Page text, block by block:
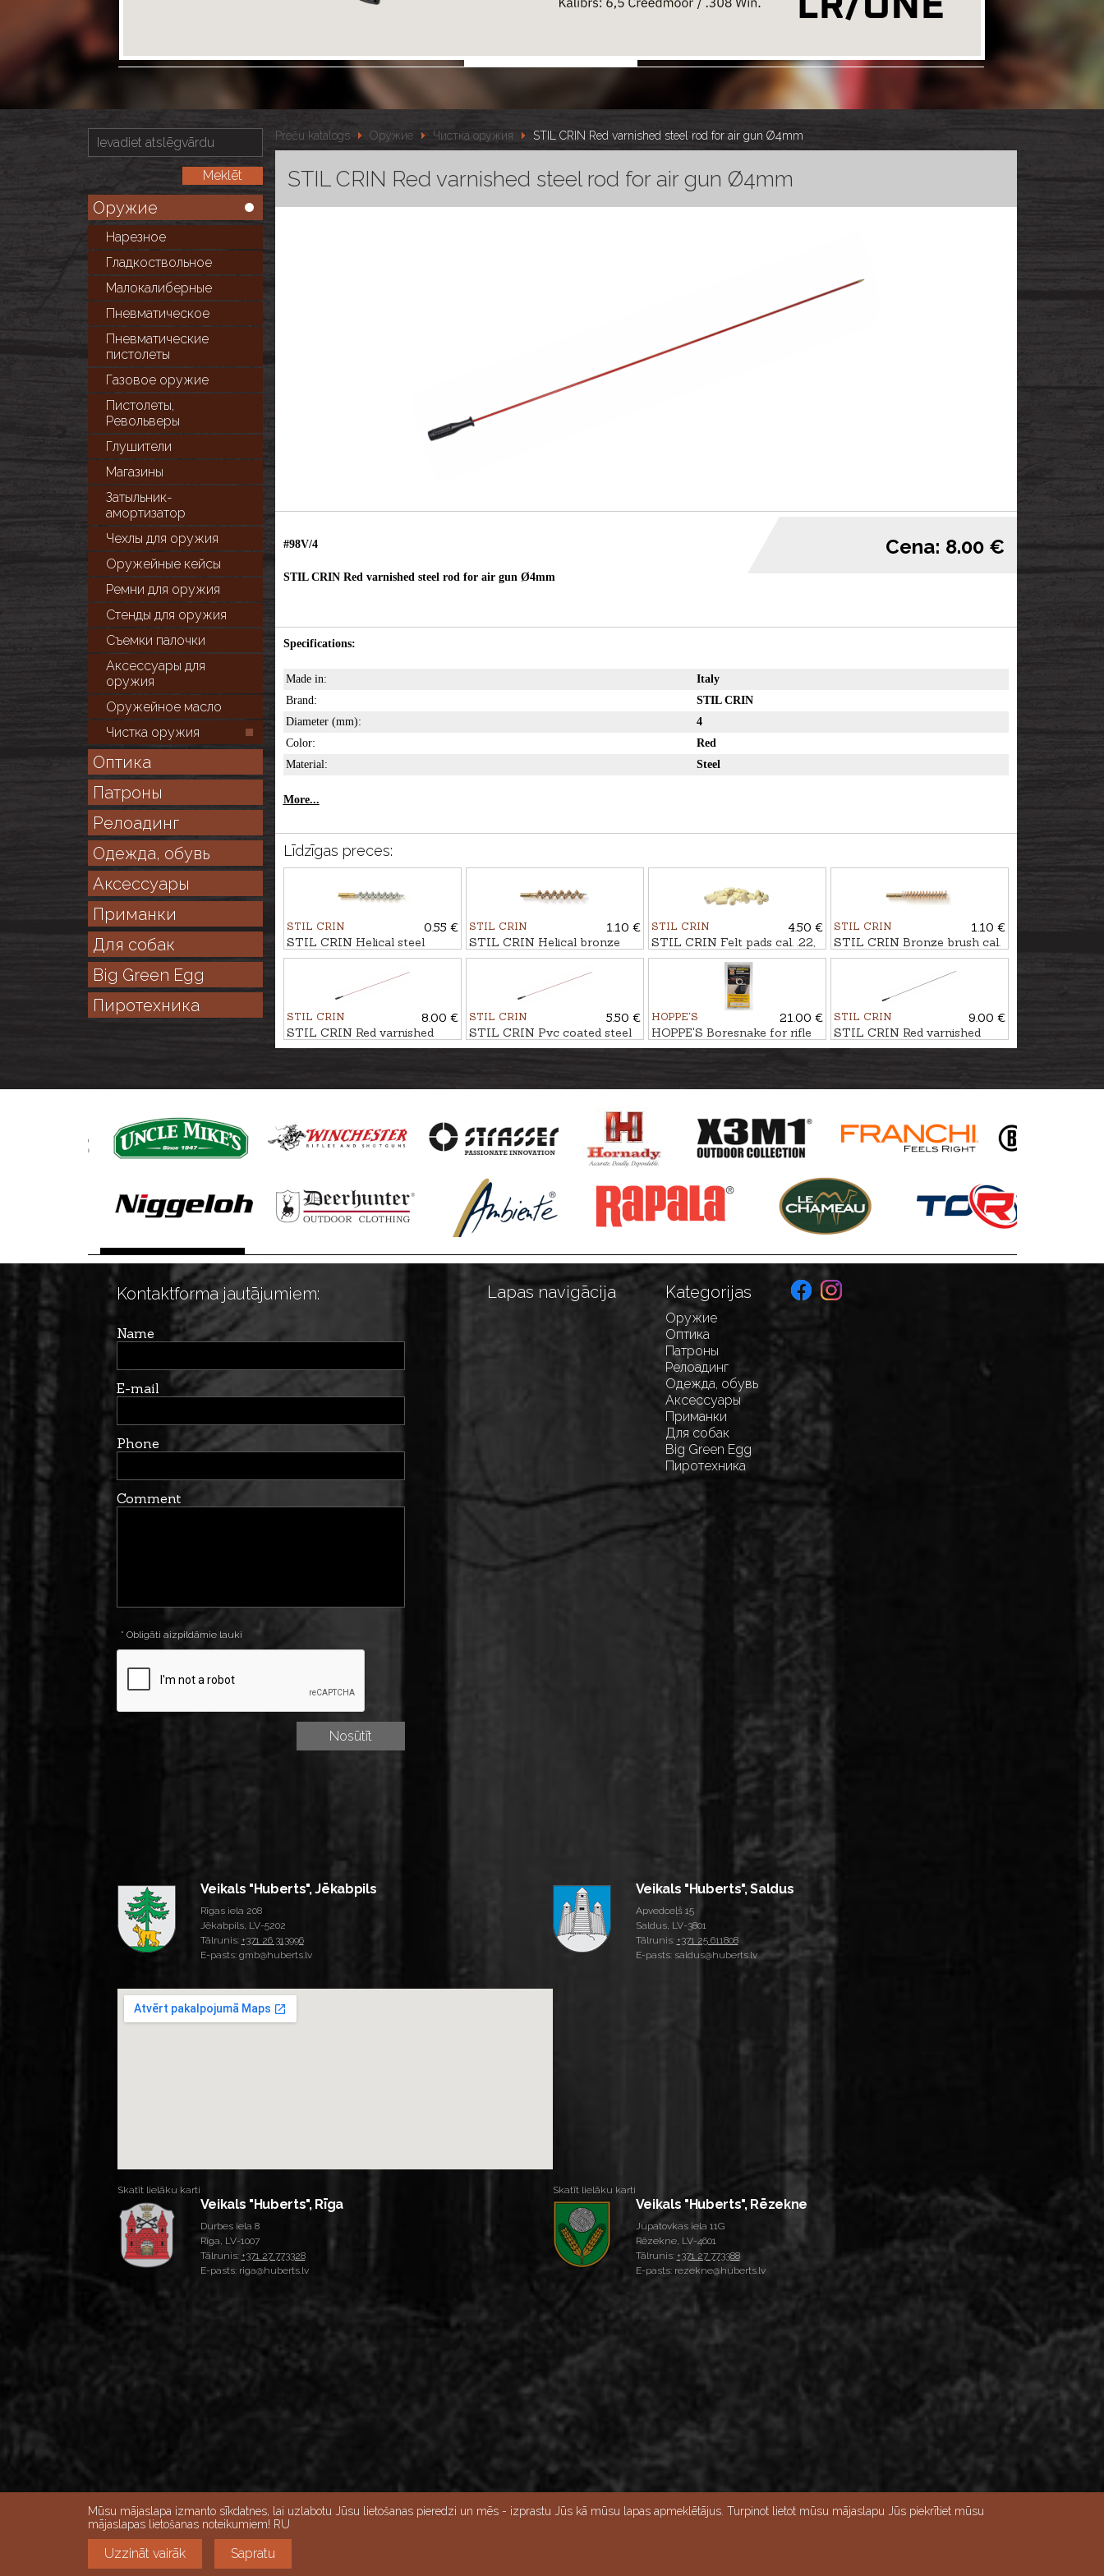
Оружие
Нарезное
Гладкоствольное
Малокалиберные
Пневматическое
Пневматические
пистолеты
Газовое оружие
Пистолеты,
Револьверы
Глушители
Магазины
Затыльник-
амортизатор
Чехлы для оружия
Оружейные кейсы
Ремни для оружия
Стенды для оружия
Съемки палочки
Аксессуары для
оружия
Оружейное масло
Чистка оружия
Оптика
Патроны
Релоадинг
Одежда, обувь
Аксессуары
Приманки
Для собак
Big Green Egg
Пиротехника
Preču katalogs Оружие Чистка оружия STIL CRIN Red varnished steel rod for air gun Ø4mm
STIL CRIN Red varnished steel rod for air gun Ø4mm
#98V/4
STIL CRIN Red varnished steel rod for air gun Ø4mm
Cena: 8.00 €
Specifications:
Made in:
Italy
Brand:
STIL CRIN
Diameter (mm):
4
Color:
Red
Material:
Steel
More...
Līdzīgas preces:
STIL CRIN
0.55 €
STIL CRIN Helical steel
brush cal. 9mm
STIL CRIN
1.10 €
STIL CRIN Helical bronze
brush cal. 8mm
STIL CRIN
4.50 €
STIL CRIN Felt pads cal. .22,
50pcs
STIL CRIN
1.10 €
STIL CRIN Bronze brush cal.
7mm
STIL CRIN
8.00 €
STIL CRIN Red varnished
steel rod for air gun Ø4mm
STIL CRIN
5.50 €
STIL CRIN Pvc coated steel
rod Ø7mm
HOPPE'S
21.00 €
HOPPE'S Boresnake for rifle
cal. 8mm
STIL CRIN
9.00 €
STIL CRIN Red varnished
steel rod for rifle/shotgun
Kontaktforma jautājumiem:
Name
E-mail
Phone
Comment
* Obligāti aizpildāmie lauki
Lapas navigācija Kategorijas
Оружие
Оптика
Патроны
Релоадинг
Одежда, обувь
Аксессуары
Приманки
Для собак
Big Green Egg
Пиротехника
Veikals "Huberts", Jēkabpils
Rīgas iela 208
Jēkabpils, LV-5202
Tālrunis: +371 26 313996
E-pasts: gmb@huberts.lv
Skatīt lielāku karti
Veikals "Huberts", Saldus
Apvedceļš 15
Saldus, LV-3801
Tālrunis: +371 25 611808
E-pasts: saldus@huberts.lv
Skatīt lielāku karti
Veikals "Huberts", Rīga
Durbes iela 8
Rīga, LV-1007
Tālrunis: +371 27 773328
E-pasts: riga@huberts.lv
Skatīt lielāku karti
Veikals "Huberts", Rēzekne
Jupatovkas iela 11G
Rēzekne, LV-4601
Tālrunis: +371 27 773388
E-pasts: rezekne@huberts.lv
Skatīt lielāku karti
Veikalu darba laiks:
Darba dienās 10:00-18:00, Sestdienās 9:00-15:00, Svētdien - slēgts
Mūsu mājaslapa izmanto sīkdatnes, lai uzlabotu Jūsu lietošanas pieredzi un mēs - izprastu Jūs kā mūsu lapas apmeklētājus. Turpinot lietot mūsu mājaslapu Jūs piekrītiet mūsu
mājaslapas lietošanas noteikumiem! RU
Uzzināt vairāk Sapratu